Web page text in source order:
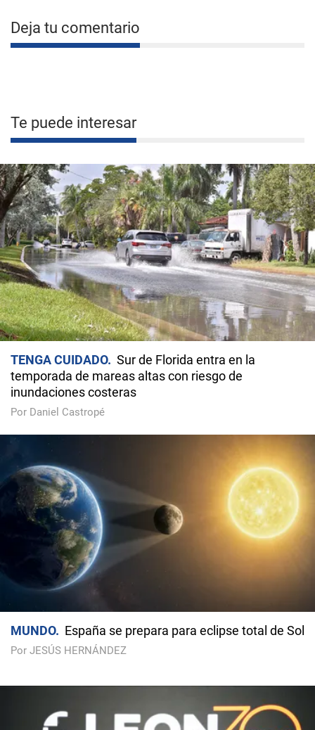
Deja tu comentario
Te puede interesar
TENGA CUIDADO
Sur de Florida entra en la
temporada de mareas altas con riesgo de
inundaciones costeras
Por Daniel Castropé
MUNDO España se prepara para eclipse total de Sol
Por JESÚS HERNÁNDEZ